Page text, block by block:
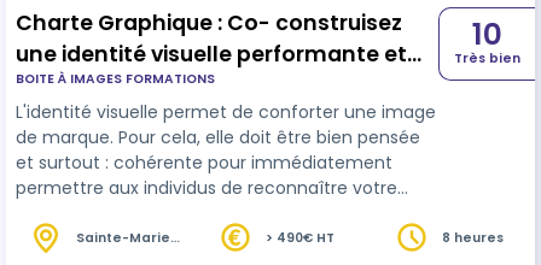
Charte Graphique : Co- construisez
une identité visuelle performante et
dynamique
BOITE À IMAGES FORMATIONS
L'identité visuelle permet de conforter une image
de marque. Pour cela, elle doit être bien pensée
et surtout : cohérente pour immédiatement
permettre aux individus de reconnaître votre
documents de ceux de la concurrence et ce, en
10
Très bien
Sainte-Marie
> 490€ HT 8 heures